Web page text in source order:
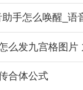
理：玩家可消耗
全，升级后效率
务量翻倍，但需
断裂。游戏还引
留为维护费用，
手怎么唤醒_语
么发九宫格图片
合体公式